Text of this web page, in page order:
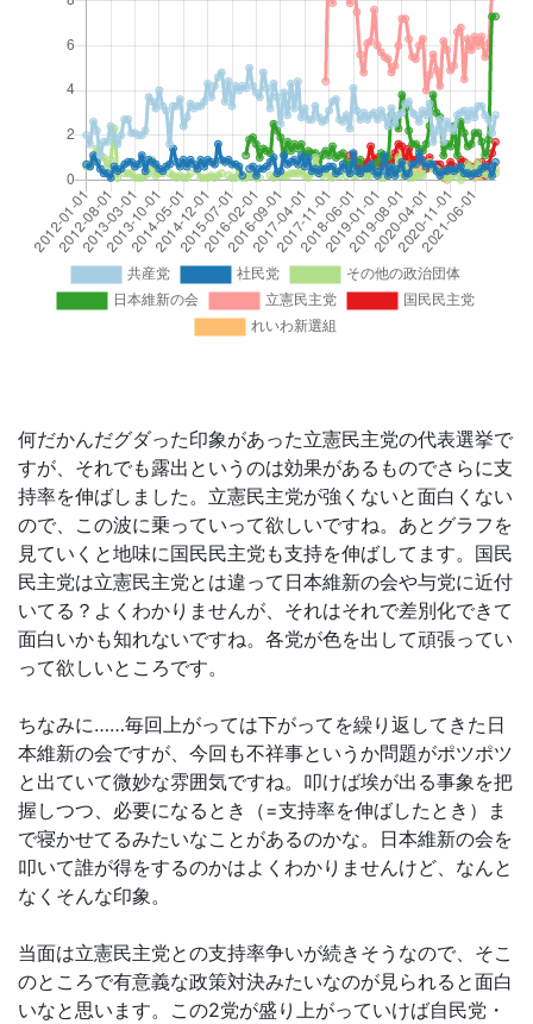
何だかんだグダった印象があった立憲民主党の代表選挙で
すが、それでも露出というのは効果があるものでさらに支
持率を伸ばしました。立憲民主党が強くないと面白くない
ので、この波に乗っていって欲しいですね。あとグラフを
見ていくと地味に国民民主党も支持を伸ばしてます。国民
民主党は立憲民主党とは違って日本維新の会や与党に近付
いてる？よくわかりませんが、それはそれで差別化できて
面白いかも知れないですね。各党が色を出して頑張ってい
って欲しいところです。
ちなみに……毎回上がっては下がってを繰り返してきた日
本維新の会ですが、今回も不祥事というか問題がポツポツ
と出ていて微妙な雰囲気ですね。叩けば埃が出る事象を把
握しつつ、必要になるとき（=支持率を伸ばしたとき）ま
で寝かせてるみたいなことがあるのかな。日本維新の会を
叩いて誰が得をするのかはよくわかりませんけど、なんと
なくそんな印象。
当面は立憲民主党との支持率争いが続きそうなので、そこ
のところで有意義な政策対決みたいなのが見られると面白
いなと思います。この2党が盛り上がっていけば自民党・